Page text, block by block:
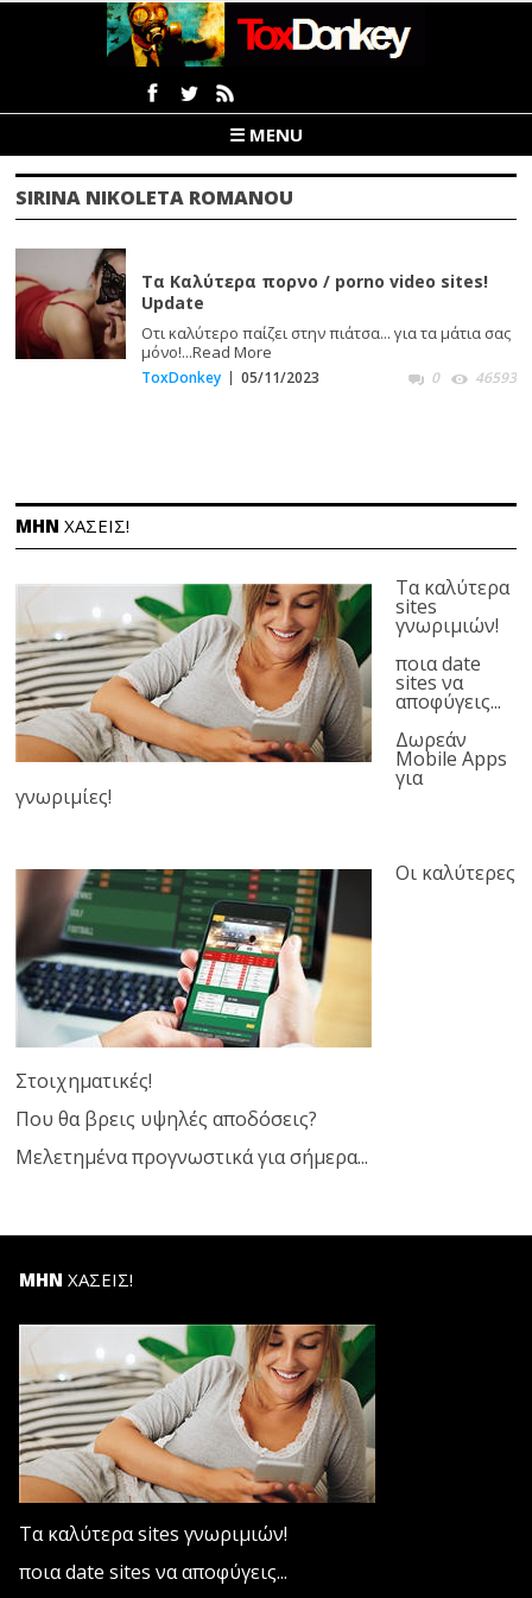
☰ MENU
SIRINA NIKOLETA ROMANOU
Τα Καλύτερα πορνο / porno video sites!
Update
Οτι καλύτερο παίζει στην πιάτσα... για τα μάτια σας
μόνο!...Read More
ToxDonkey 05/11/2023 46593
0
ΜΗΝ ΧΑΣΕΙΣ!
Τα καλύτερα
sites
γνωριμιών!
ποια date
sites να
αποφύγεις...
Δωρεάν
Mobile Apps
για
γνωριμίες!
Οι καλύτερες
Στοιχηματικές!
Που θα βρεις υψηλές αποδόσεις?
Μελετημένα προγνωστικά για σήμερα...
ΜΗΝ ΧΑΣΕΙΣ!
Τα καλύτερα sites γνωριμιών!
ποια date sites να αποφύγεις...